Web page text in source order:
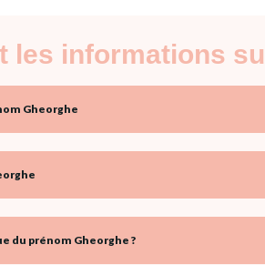
les informations
Gheorghe
du prénom Gheorghe ?